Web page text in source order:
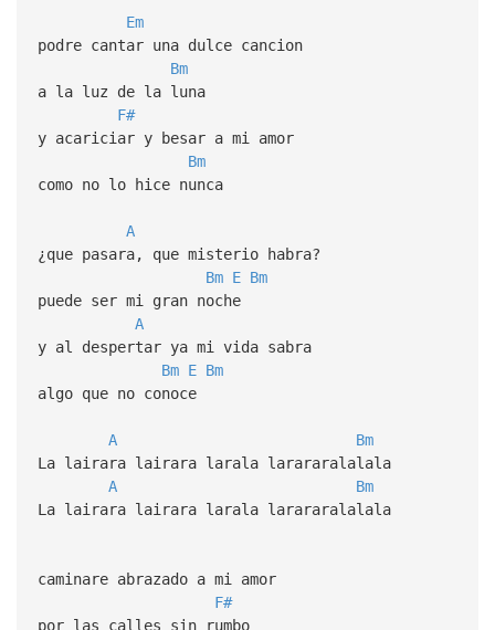
Em
podre cantar una dulce cancion
Bm
a la luz de la luna
F#
y acariciar y besar a mi amor
Bm
como no lo hice nunca
A
¿que pasara, que misterio habra?
Bm E Bm
puede ser mi gran noche
A
y al despertar ya mi vida sabra
Bm E Bm
algo que no conoce
A
Bm
La lairara lairara larala larararalalala
A
Bm
La lairara lairara larala larararalalala
caminare abrazado a mi amor
F#
por las calles sin rumbo